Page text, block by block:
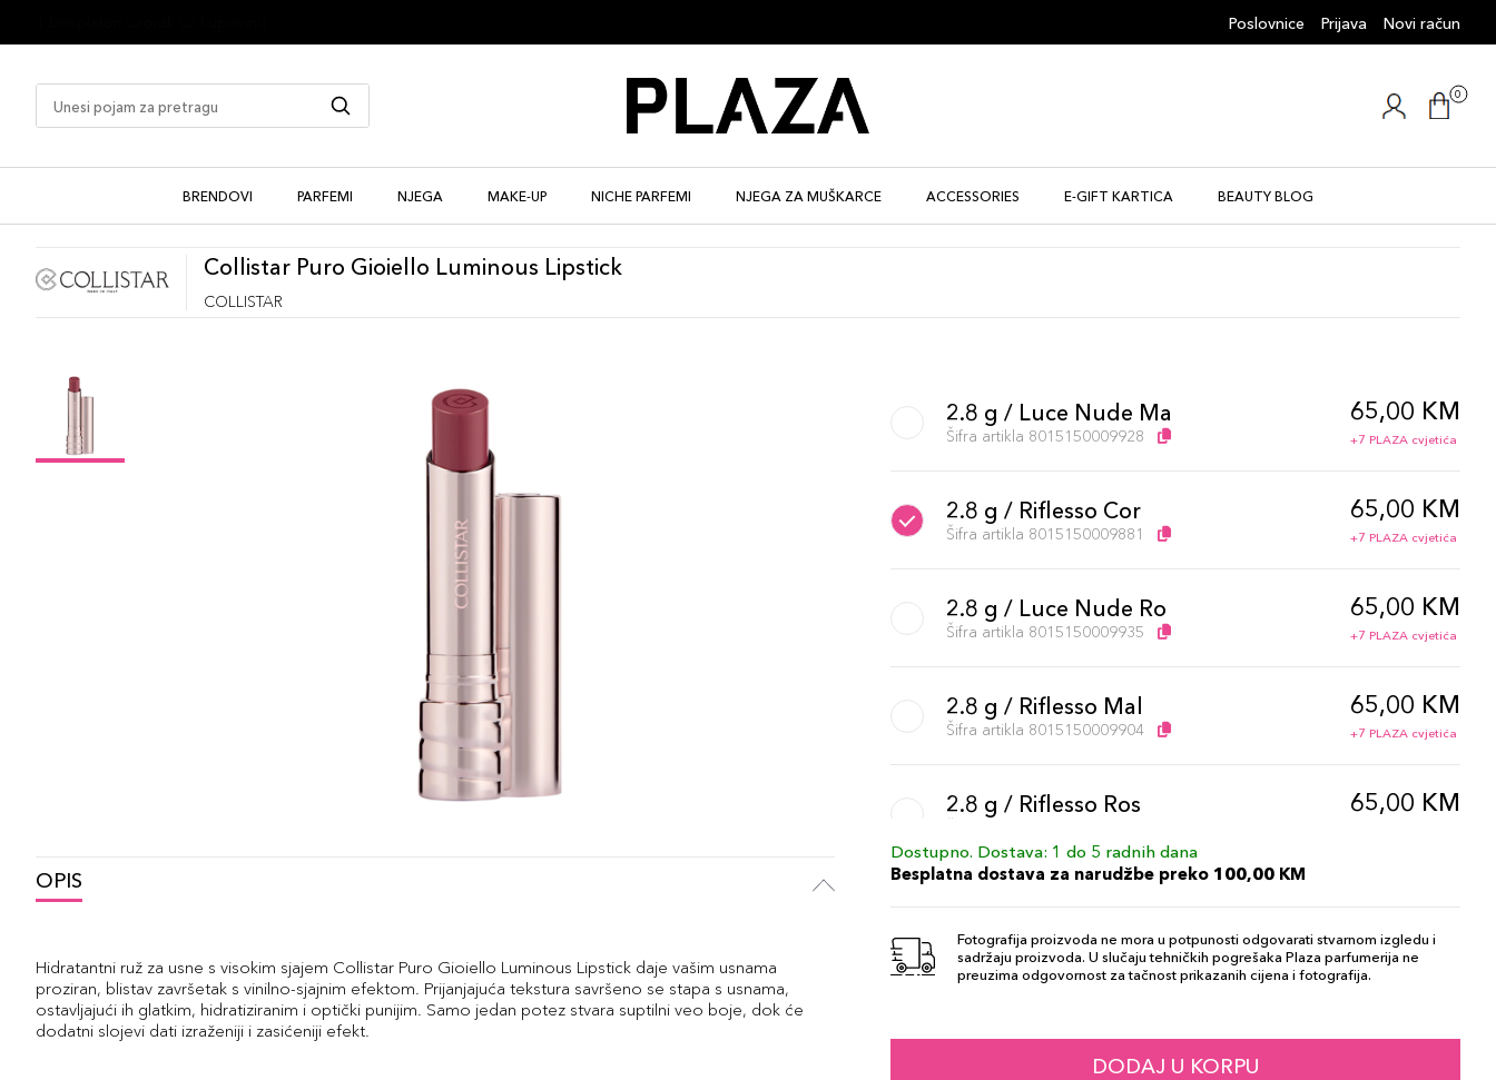
Poslovnice Prijava Novi račun
0
BRENDOVI PARFEMI NJEGA MAKE-UP NICHE PARFEMI NJEGA ZA MUŠKARCE ACCESSORIES E-GIFT KARTICA BEAUTY BLOG
Collistar Puro Gioiello Luminous Lipstick
COLLISTAR
OPIS
Hidratantni ruž za usne s visokim sjajem Collistar Puro Gioiello Luminous Lipstick daje vašim usnama
proziran, blistav završetak s vinilno-sjajnim efektom. Prijanjajuća tekstura savršeno se stapa s usnama,
ostavljajući ih glatkim, hidratiziranim i optički punijim. Samo jedan potez stvara suptilni veo boje, dok će
dodatni slojevi dati izraženiji i zasićeniji efekt.
2.8 g / Luce Nude Ma
Šifra artikla 8015150009928
65,00 KM
+7 PLAZA cvjetića
2.8 g / Riflesso Cor
Šifra artikla 8015150009881
65,00 KM
+7 PLAZA cvjetića
2.8 g / Luce Nude Ro
Šifra artikla 8015150009935
65,00 KM
+7 PLAZA cvjetića
2.8 g / Riflesso Mal
Šifra artikla 8015150009904
65,00 KM
+7 PLAZA cvjetića
2.8 g / Riflesso Ros 65,00 KM
Dostupno. Dostava: 1 do 5 radnih dana
Besplatna dostava za narudžbe preko 100,00 KM
Fotografija proizvoda ne mora u potpunosti odgovarati stvarnom izgledu i
sadržaju proizvoda. U slučaju tehničkih pogrešaka Plaza parfumerija ne
preuzima odgovornost za tačnost prikazanih cijena i fotografija.
DODAJ U KORPU